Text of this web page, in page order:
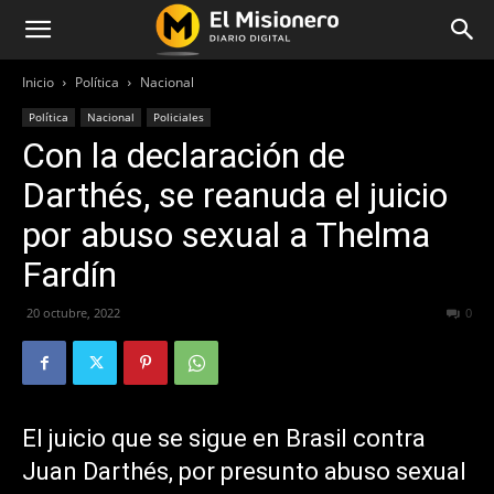
Inicio Política Nacional
Política Nacional Policiales
Con la declaración de
Darthés, se reanuda el juicio
por abuso sexual a Thelma
Fardín
20 octubre, 2022 0
El juicio que se sigue en Brasil contra
Juan Darthés, por presunto abuso sexual